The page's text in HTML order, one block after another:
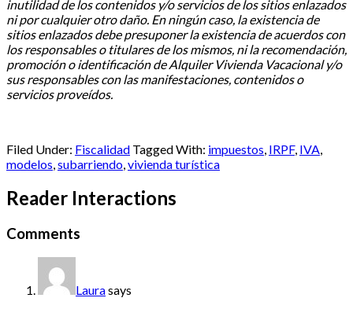
inutilidad de los contenidos y/o servicios de los sitios enlazados
ni por cualquier otro daño. En ningún caso, la existencia de
sitios enlazados debe presuponer la existencia de acuerdos con
los responsables o titulares de los mismos, ni la recomendación,
promoción o identificación de Alquiler Vivienda Vacacional y/o
sus responsables con las manifestaciones, contenidos o
servicios proveídos.
Filed Under: Fiscalidad Tagged With: impuestos IRPF, IVA
modelos subarriendo vivienda turística
Reader Interactions
Comments
Laurasays